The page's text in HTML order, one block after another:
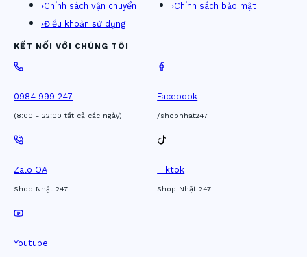
›Chính sách vận chuyển ›Chính sách bảo mật
›Điều khoản sử dụng
KẾT NỐI VỚI CHÚNG TÔI
0984 999 247
(8:00 - 22:00 tất cả các ngày)
Facebook
/shopnhat247
Zalo OA
Shop Nhật 247
Tiktok
Shop Nhật 247
Youtube